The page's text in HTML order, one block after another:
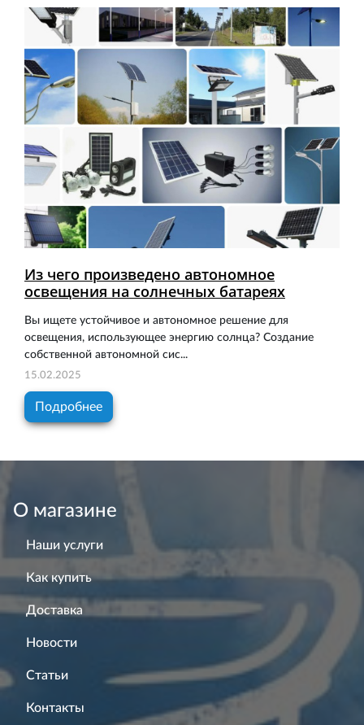
Из чего произведено автономное
освещения на солнечных батареях
Вы ищете устойчивое и автономное решение для
освещения, использующее энергию солнца? Создание
собственной автономной сис...
15.02.2025
Подробнее
О магазине
Наши услуги
Как купить
Доставка
Новости
Статьи
Контакты